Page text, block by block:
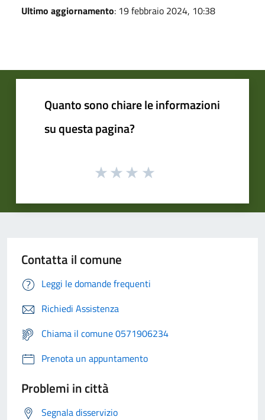
Ultimo aggiornamento: 19 febbraio 2024, 10:38
Quanto sono chiare le informazioni
su questa pagina?
Contatta il comune
Leggi le domande frequenti
Richiedi Assistenza
Chiama il comune 0571906234
Prenota un appuntamento
Problemi in città
Segnala disservizio